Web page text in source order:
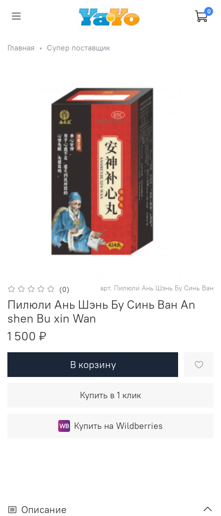
0
Главная Супер поставщик
(0) арт. Пилюли Ань Шэнь Бу Синь Ван
Пилюли Ань Шэнь Бу Синь Ван An
shen Bu xin Wan
1 500 ₽
В корзину
Купить в 1 клик
Купить на Wildberries
Описание